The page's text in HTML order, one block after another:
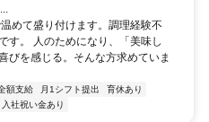
めて盛り付けます。調理経験不
す。 人のためになり、「美味し
びを感じる。そんな方求めていま
額支給 月1シフト提出
育休あり
入社祝い金あり